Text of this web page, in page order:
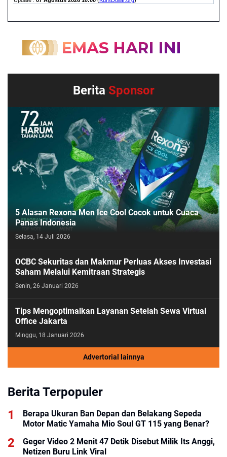
Berita Sponsor
5 Alasan Rexona Men Ice Cool Cocok untuk Cuaca
Panas Indonesia
Selasa, 14 Juli 2026
OCBC Sekuritas dan Makmur Perluas Akses Investasi
Saham Melalui Kemitraan Strategis
Senin, 26 Januari 2026
Tips Mengoptimalkan Layanan Setelah Sewa Virtual
Office Jakarta
Minggu, 18 Januari 2026
Advertorial lainnya
Berita Terpopuler
Berapa Ukuran Ban Depan dan Belakang Sepeda
Motor Matic Yamaha Mio Soul GT 115 yang Benar?
Geger Video 2 Menit 47 Detik Disebut Milik Its Anggi,
Netizen Buru Link Viral